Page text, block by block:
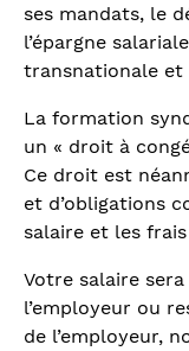
ses mandats, le
l’épargne
transnationale et
La formation
un « droit à
Ce droit est
et d’obligations
salaire et les
Votre salaire
l’employeur ou
de l’employeur,